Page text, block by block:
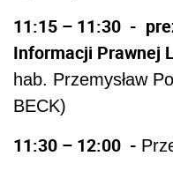
11:15 – 11:30 -
Informacji Prawnej
hab. Przemysław
BECK)
11:30 – 12:00 -